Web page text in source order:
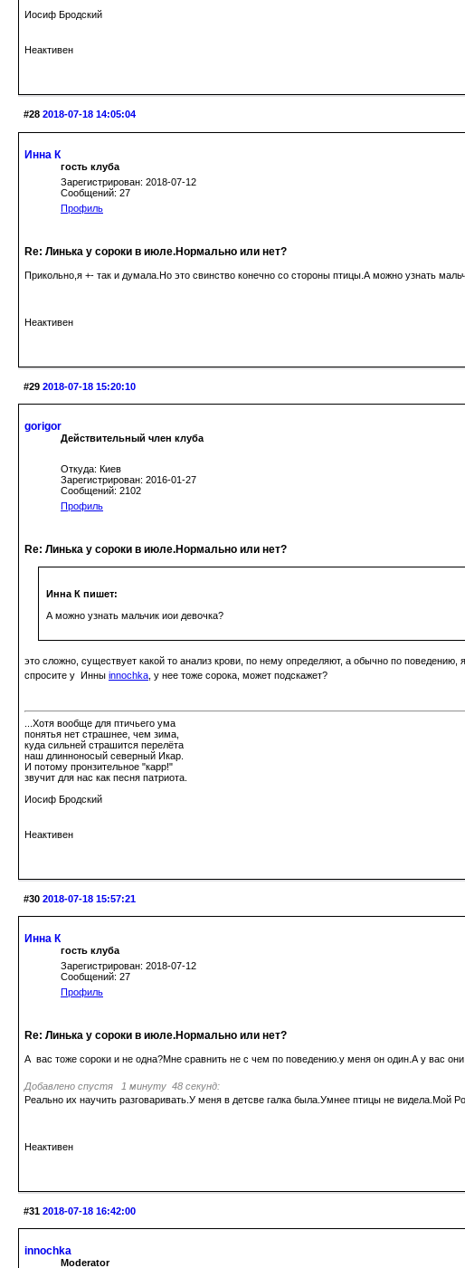
Иосиф Бродский
Неактивен
#28 2018-07-18 14:05:04
Инна К
гость клуба
Зарегистрирован: 2018-07-12
Сообщений: 27
Профиль
Re: Линька у сороки в июле.Нормально или нет?
Прикольно,я +- так и думала.Но это свинство конечно со стороны птицы.А можно узнать
Неактивен
#29 2018-07-18 15:20:10
gorigor
Действительный член клуба
Откуда: Киев
Зарегистрирован: 2016-01-27
Сообщений: 2102
Профиль
Re: Линька у сороки в июле.Нормально или нет?
Инна К пишет:
А можно узнать мальчик иои девочка?
это сложно, существует какой то анализ крови, по нему определяют, а обычно по поведению,
спросите у Инны innochka , у нее тоже сорока, может подскажет?
...Хотя вообще для птичьего ума
понятья нет страшнее, чем зима,
куда сильней страшится перелёта
наш длинноносый северный Икар.
И потому пронзительное "карр!"
звучит для нас как песня патриота.
Иосиф Бродский
Неактивен
#30 2018-07-18 15:57:21
Инна К
гость клуба
Зарегистрирован: 2018-07-12
Сообщений: 27
Профиль
Re: Линька у сороки в июле.Нормально или нет?
А вас тоже сороки и не одна?Мне сравнить не с чем по поведению.у меня он один.А у вас они
Добавлено спустя 1 минуту 48 секунд:
Реально их научить разговаривать.У меня в детсве галка была.Умнее птицы не видела.Мой
Неактивен
#31 2018-07-18 16:42:00
innochka
Moderator